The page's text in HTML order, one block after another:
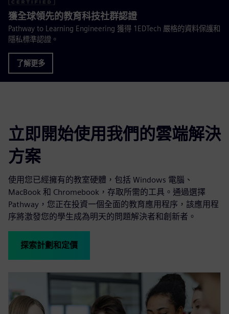
獲全球領先的教育科技社群認證
Pathway to Learning Engineering 獲得 1EDTech 嚴格的資料保護和
隱私標準認證。
了解更多
立即開始使用我們的雲端解決
方案
使用您已經擁有的教室硬體，包括 Windows 電腦、
MacBook 和 Chromebook，存取所需的工具。通過選擇
Pathway，您正在投資一個全面的教育應用程序，該應用程
序將激發您的學生成為明天的問題解決者和創新者。
探索計劃和定價